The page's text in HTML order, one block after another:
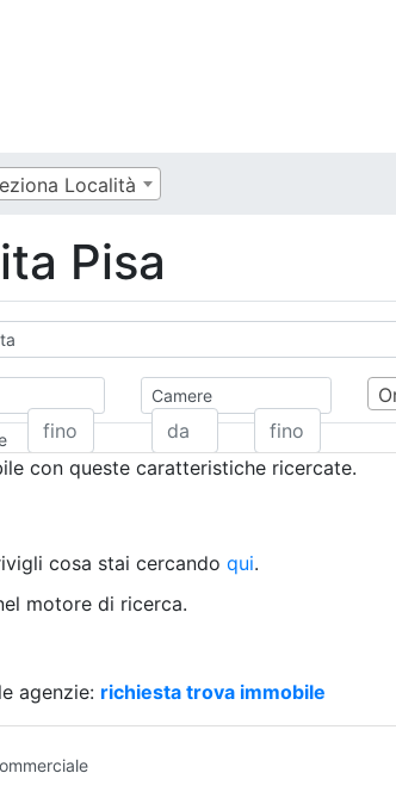
Località
Pisa
Camere
con queste caratteristiche ricercate.
cosa stai cercando qui.
motore di ricerca.
agenzie: richiesta trova immobile